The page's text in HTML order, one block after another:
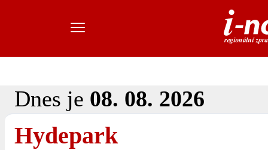
Dnes je 08. 08. 2026
Hydepark